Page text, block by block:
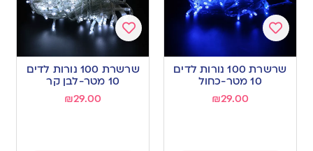
to
wishlist
שרשרת 100 נורות לדים
10 מטר-כחול
₪29.00
to
wishlist
שרשרת 100 נורות לדים
10 מטר-לבן קר
₪29.00